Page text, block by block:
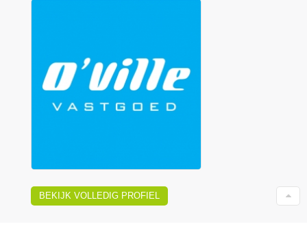
BEKIJK VOLLEDIG PROFIEL